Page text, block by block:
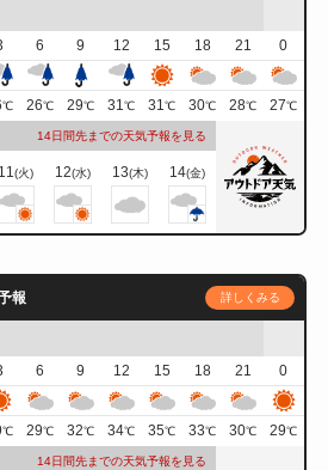
6 9 12 15 18 21
0
℃ 26℃ 29℃ 31℃ 31℃ 30℃ 28℃ 27℃
14日間先までの天気予報を見る
11 (火) 12(水) 13(木) 14(金)
報 詳しくみる
6 9 12 15 18 21
0
℃ 29℃ 32℃ 34℃ 35℃ 33℃ 30℃ 29℃
14日間先までの天気予報を見る